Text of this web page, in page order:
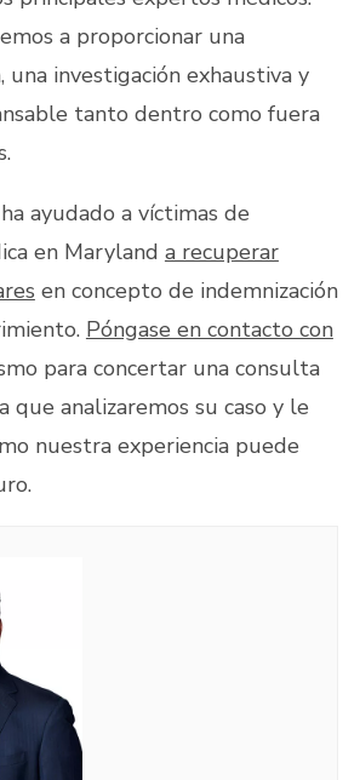
a proporcionar una
una investigación exhaustiva y
tanto dentro como fuera
ayudado a víctimas de
en Maryland a recuperar
en concepto de indemnización
Póngase en contacto con
para concertar una consulta
que analizaremos su caso y le
nuestra experiencia puede